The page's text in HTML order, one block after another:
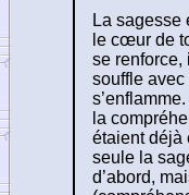
La sagesse
le cœur de
se renforce,
souffle avec
la
étaient déjà
seule la
d’abord,